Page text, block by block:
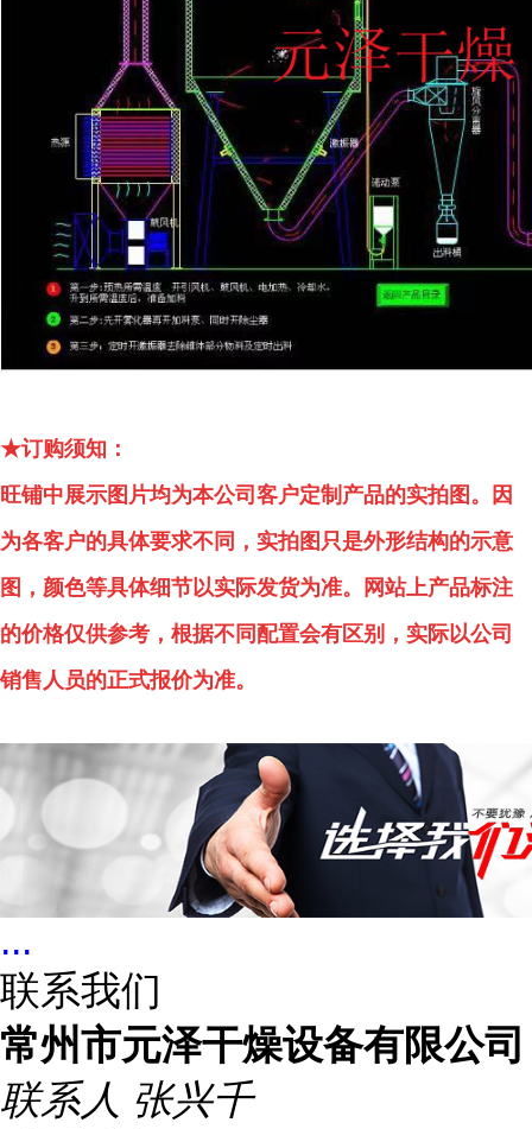
★订购须知：
旺铺中展示图片均为本公司客户定制产品的实拍图。因
为各客户的具体要求不同，实拍图只是外形结构的示意
图，颜色等具体细节以实际发货为准。网站上产品标注
的价格仅供参考，根据不同配置会有区别，实际以公司
销售人员的正式报价为准。
...
联系我们
常州市元泽干燥设备有限公司
联系人 张兴千